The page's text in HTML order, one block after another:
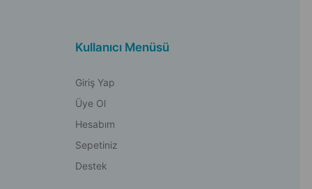
Kullanıcı Menüsü
Giriş Yap
Üye Ol
Hesabım
Sepetiniz
Destek